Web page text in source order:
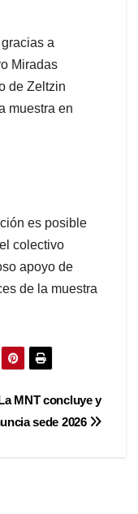
a
Miradas
de Zeltzin
muestra en
es posible
colectivo
apoyo de
de la muestra
MNT concluye y
sede 2026